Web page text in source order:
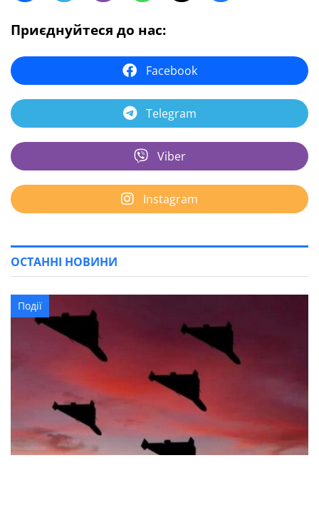
Приєднуйтеся до нас:
Facebook
Telegram
Viber
Instagram
ОСТАННІ НОВИНИ
Події